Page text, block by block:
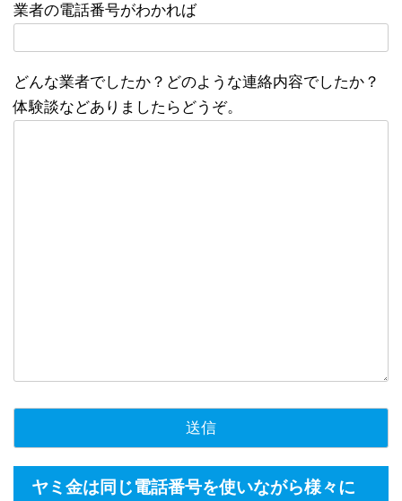
業者の電話番号がわかれば
どんな業者でしたか？どのような連絡内容でしたか？
体験談などありましたらどうぞ。
ヤミ金は同じ電話番号を使いながら様々に